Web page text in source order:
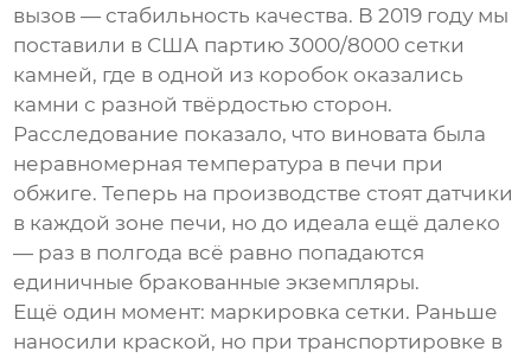
вызов — стабильность качества. В 2019 году мы
поставили в США партию3000/8000 сетки
камней, где в одной из коробок оказались
камни с разной твёрдостью сторон.
Расследование показало, что виновата была
неравномерная температура в печи при
обжиге. Теперь на производстве стоят датчики
в каждой зоне печи, но до идеала ещё далеко
— раз в полгода всё равно попадаются
единичные бракованные экземпляры.
Ещё один момент: маркировка сетки. Раньше
наносили краской, но при транспортировке в